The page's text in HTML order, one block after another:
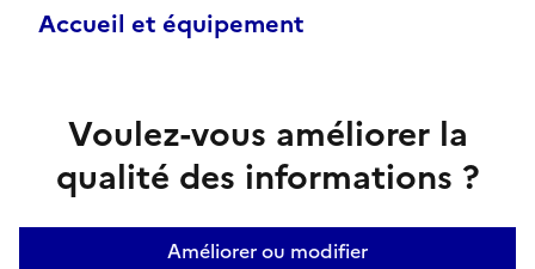
Accueil et équipement
Voulez-vous améliorer la
qualité des informations ?
Améliorer ou modifier